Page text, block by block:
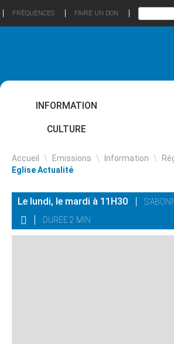
FRÉQUENCES FAIRE UN DON
INFORMATION
CULTURE
Accueil \ Emissions \ Information \
Eglise Actualité
Le lundi, le mardi à 11H30
DURÉE 2 MIN